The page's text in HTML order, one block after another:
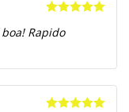
de 5
Rapido